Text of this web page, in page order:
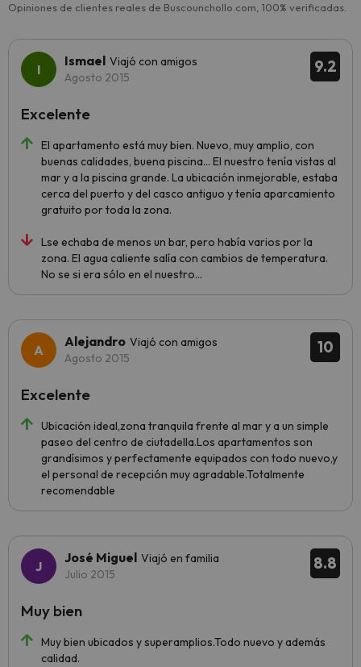
Opiniones de clientes reales de Buscounchollo.com, 100% verificadas.
9.2
Ismael Viajó con amigos
Agosto 2015
El apartamento está muy bien. Nuevo, muy amplio, con
buenas calidades, buena piscina... El nuestro tenía vistas al
mar y a la piscina grande. La ubicación inmejorable, estaba
cerca del puerto y del casco antiguo y tenía aparcamiento
gratuito por toda la zona.
Lse echaba de menos un bar, pero había varios por la
zona. El agua caliente salía con cambios de temperatura.
No se si era sólo en el nuestro...
Excelente
10
Alejandro Viajó con amigos
Agosto 2015
Ubicación ideal,zona tranquila frente al mar y a un simple
paseo del centro de ciutadella.Los apartamentos son
grandísimos y perfectamente equipados con todo nuevo,y
el personal de recepción muy agradable.Totalmente
recomendable
Excelente
8.8
José Miguel Viajó en familia
Julio 2015
Muy bien ubicados y superamplios.Todo nuevo y además
calidad.
Muy bien